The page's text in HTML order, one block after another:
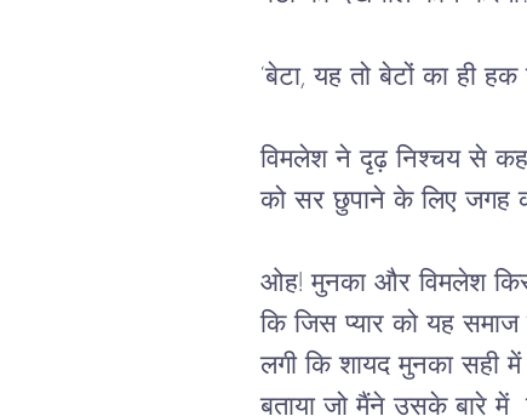
‘बेटा, यह तो बेटों का ही हक
विमलेश ने दृढ़ निश्चय से
को सर छुपाने के लिए जगह
ओह! मुनका और विमलेश
कि जिस प्यार को यह
लगी कि शायद मुनका सही
बताया जो मैंने उसके बारे में